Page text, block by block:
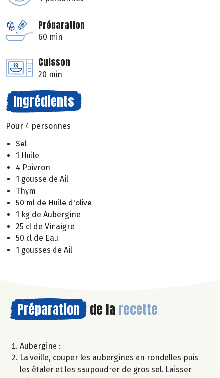
Préparation
60 min
Cuisson
20 min
Ingrédients
Pour 4 personnes
Sel
1 Huile
4 Poivron
1 gousse de Ail
Thym
50 ml de Huile d'olive
1 kg de Aubergine
25 cl de Vinaigre
50 cl de Eau
1 gousses de Ail
Préparation de la recette
Aubergine :
La veille, couper les aubergines en rondelles puis
les étaler et les saupoudrer de gros sel. Laisser